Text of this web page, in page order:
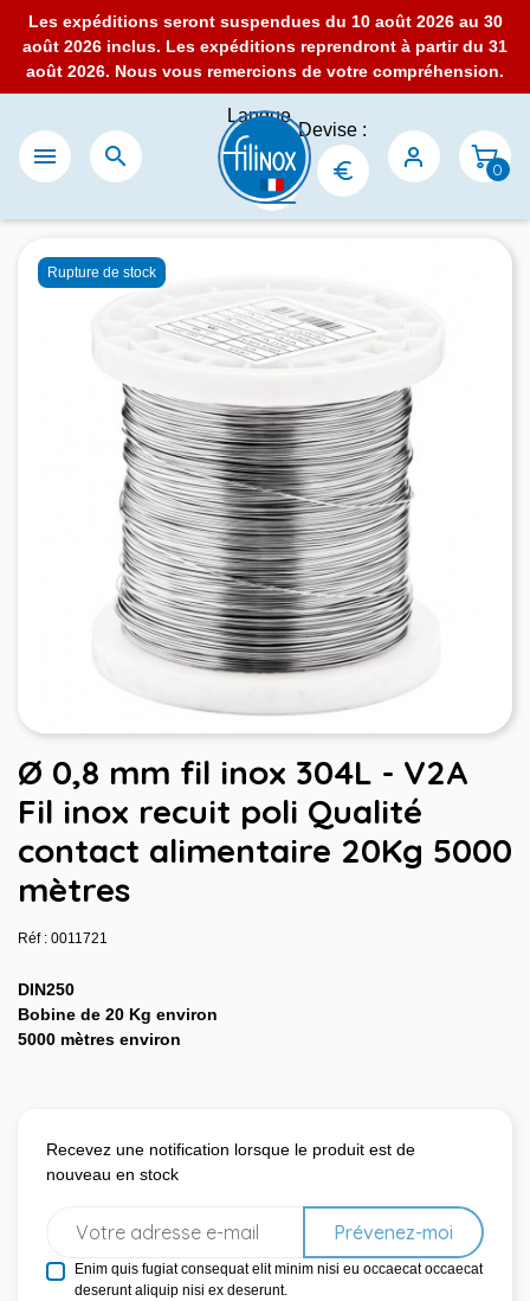
Les expéditions seront suspendues du 10 août 2026 au 30
août 2026 inclus. Les expéditions reprendront à partir du 31
août 2026. Nous vous remercions de votre compréhension.
 
Langue
:
Devise :
0
Rupture de stock
Ø 0,8 mm fil inox 304L - V2A
Fil inox recuit poli Qualité
contact alimentaire 20Kg 5000
mètres
Réf : 0011721
DIN250
Bobine de 20 Kg environ
5000 mètres environ
Recevez une notification lorsque le produit est de
nouveau en stock
Prévenez-moi
Enim quis fugiat consequat elit minim nisi eu occaecat occaecat
deserunt aliquip nisi ex deserunt.